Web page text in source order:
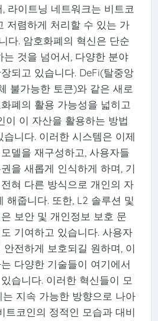
라이트닝 네트워크는 비트코
저렴하게 처리할 수 있는 가
다. 암호화폐의 혁신은 단순
것을 넘어서, 다양한 분야
되고 있습니다. DeFi(탈중앙
불가능한 토큰)와 같은 새로
폐의 활용 가능성을 넓히고
이 이 자산을 활용하는 방법
니다. 이러한 시스템은 이제
델을 재구성하고, 사용자들
을 새롭게 인식하게 하며, 기
혀 다른 방식으로 개인의 자
해줍니다. 또한, L2 솔루션 및
보안 및 개인정보 보호 문
기여하고 있습니다. 사용자
전하게 보호되길 원하며, 이
다양한 기술들이 여기에서
습니다. 이러한 혁신들이 모
지속 가능한 방향으로 나아
트코인의 정적인 모습과 대비